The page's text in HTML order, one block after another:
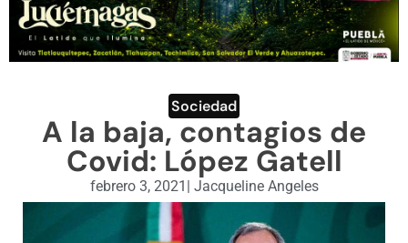
OPINIÓN
DEPORTES
ENGLISH SECTION
VIDEOS
Sociedad
A la baja, contagios de
Covid: López Gatell
febrero 3, 2021 | Jacqueline Angeles